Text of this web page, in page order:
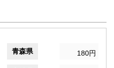
青森県 180円